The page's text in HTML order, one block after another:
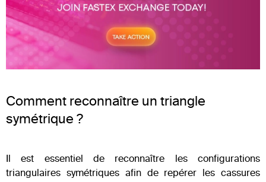
Comment reconnaître un triangle
symétrique ?
Il est essentiel de reconnaître les configurations
triangulaires symétriques afin de repérer les cassures